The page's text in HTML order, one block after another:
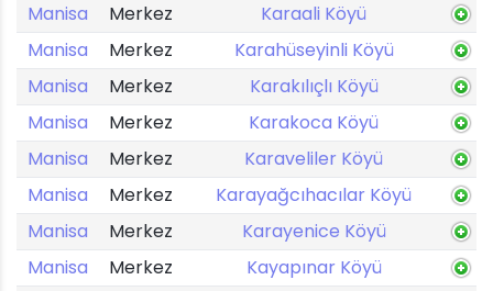
Manisa
Merkez
Karaali Köyü
Manisa
Merkez
Karahüseyinli Köyü
Manisa
Merkez
Karakılıçlı Köyü
Manisa
Merkez
Karakoca Köyü
Manisa
Merkez
Karaveliler Köyü
Manisa
Merkez
Karayağcıhacılar Köyü
Manisa
Merkez
Karayenice Köyü
Manisa
Merkez
Kayapınar Köyü